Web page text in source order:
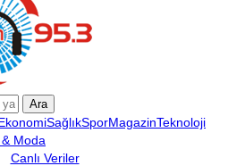
Ara
SağlıkSporMagazinTeknoloji
Moda
Canlı Veriler